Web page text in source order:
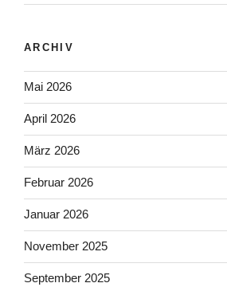
ARCHIV
Mai 2026
April 2026
März 2026
Februar 2026
Januar 2026
November 2025
September 2025